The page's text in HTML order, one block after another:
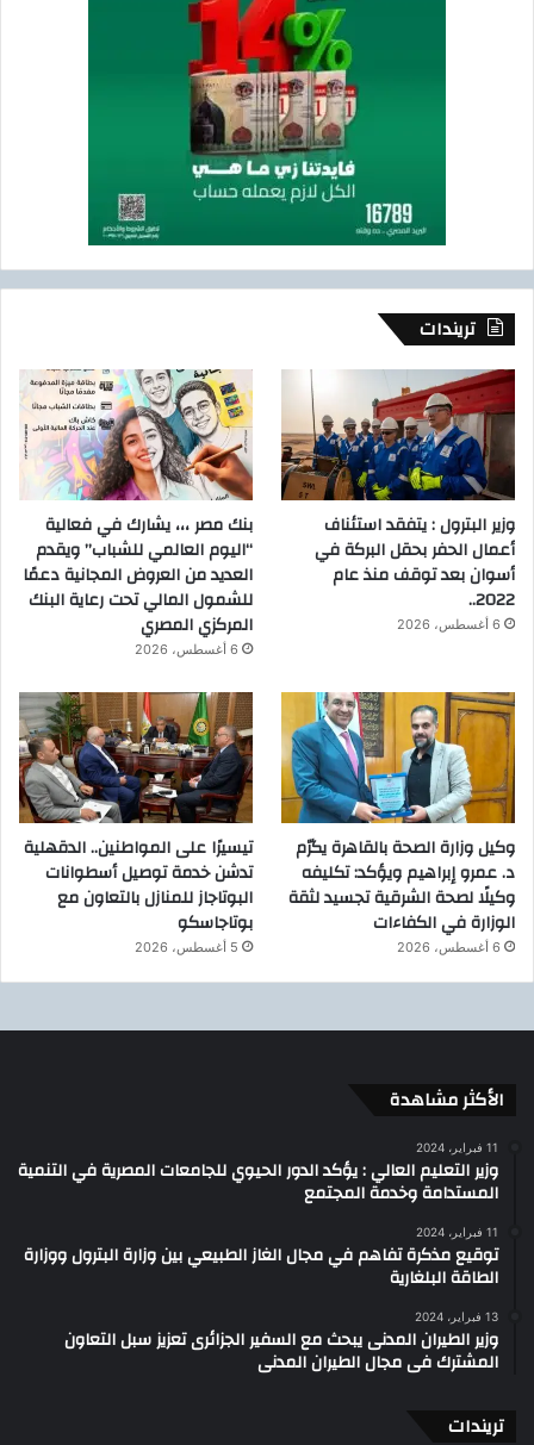
تريندات
وزير البترول : يتفقد استئناف
أعمال الحفر بحقل البركة في
أسوان بعد توقف منذ عام
2022..
6 أغسطس، 2026
بنك مصر ،،، يشارك في فعالية
“اليوم العالمي للشباب” ويقدم
العديد من العروض المجانية دعمًا
للشمول المالي تحت رعاية البنك
المركزي المصري
6 أغسطس، 2026
وكيل وزارة الصحة بالقاهرة يكرّم
د. عمرو إبراهيم ويؤكد: تكليفه
وكيلًا لصحة الشرقية تجسيد لثقة
الوزارة في الكفاءات
6 أغسطس، 2026
تيسيرًا على المواطنين.. الدقهلية
تدشن خدمة توصيل أسطوانات
البوتاجاز للمنازل بالتعاون مع
بوتاجاسكو
5 أغسطس، 2026
الأكثر مشاهدة
11 فبراير، 2024
وزير التعليم العالي : يؤكد الدور الحيوي للجامعات المصرية في التنمية
المستدامة وخدمة المجتمع
11 فبراير، 2024
توقيع مذكرة تفاهم في مجال الغاز الطبيعي بين وزارة البترول ووزارة
الطاقة البلغارية
13 فبراير، 2024
وزير الطيران المدنى يبحث مع السفير الجزائرى تعزيز سبل التعاون
المشترك فى مجال الطيران المدنى
تريندات